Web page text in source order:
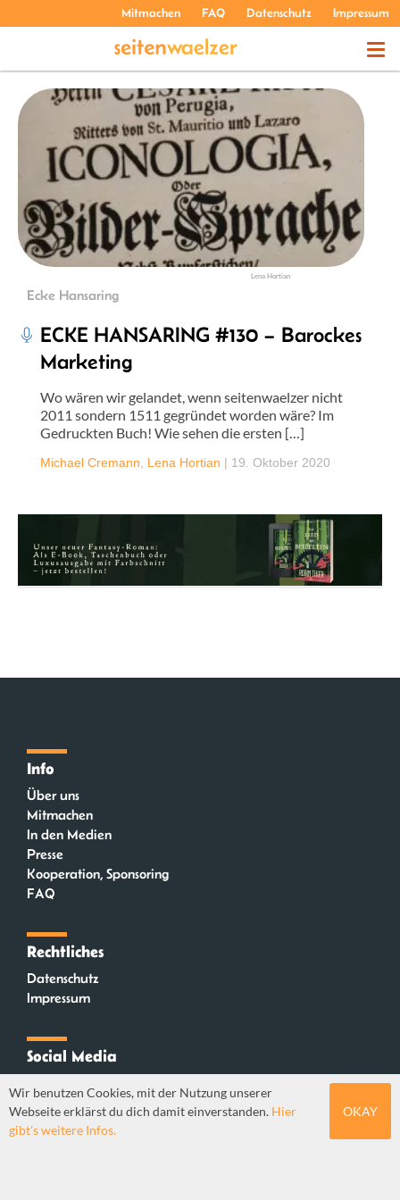
Mitmachen FAQ Datenschutz Impressum
THEMEN
PODCASTS
ÜBER UNS
Lena Hortian
Ecke Hansaring
ECKE HANSARING #130 – Barockes
Marketing
Wo wären wir gelandet, wenn seitenwaelzer nicht
2011 sondern 1511 gegründet worden wäre? Im
Gedruckten Buch! Wie sehen die ersten […]
Michael Cremann Lena Hortian | 19. Oktober 2020
Info
Über uns
Mitmachen
In den Medien
Presse
Kooperation, Sponsoring
FAQ
Rechtliches
Datenschutz
Impressum
Social Media
Mastodon
Wir benutzen Cookies, mit der Nutzung unserer
Webseite erklärst du dich damit einverstanden. Hier
gibt's weitere Infos.
OKAY